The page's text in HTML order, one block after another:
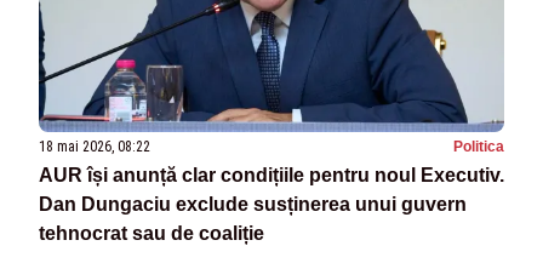
18 mai 2026, 08:22 Politica
AUR își anunță clar condițiile pentru noul Executiv.
Dan Dungaciu exclude susținerea unui guvern
tehnocrat sau de coaliție